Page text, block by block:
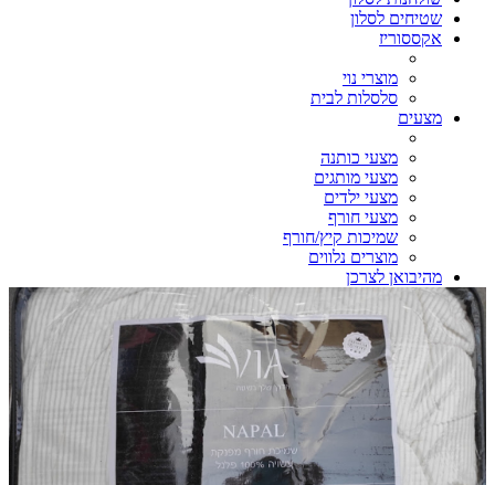
שטיחים לסלון
אקססוריז
מוצרי נוי
סלסלות לבית
מצעים
מצעי כותנה
מצעי מותגים
מצעי ילדים
מצעי חורף
שמיכות קיץ/חורף
מוצרים נלווים
מהיבואן לצרכן